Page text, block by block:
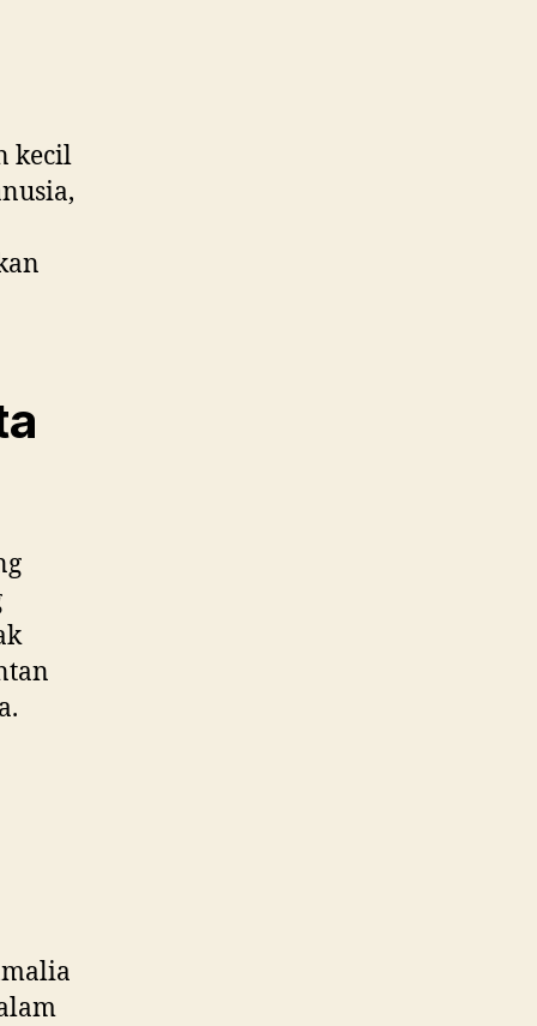
kecil